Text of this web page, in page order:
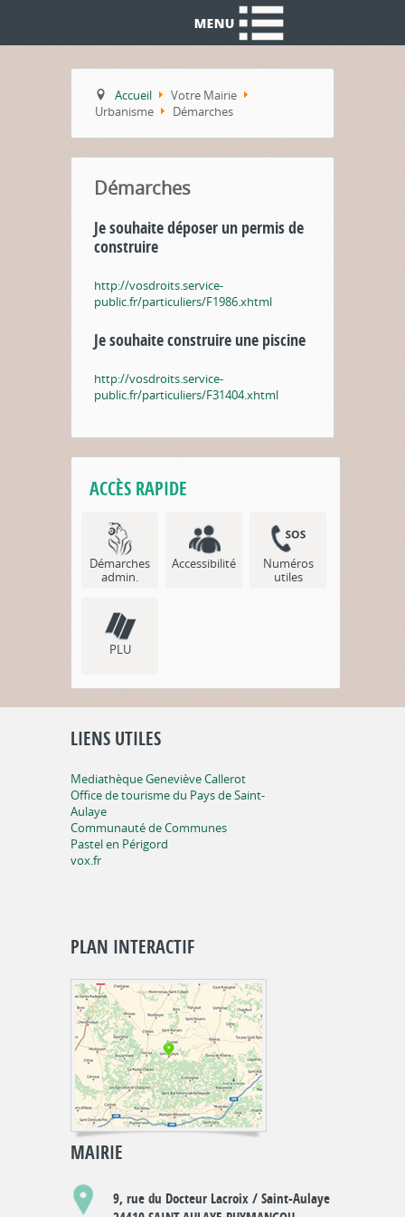
Accueil
Votre Mairie
Urbanisme
Démarches
Démarches
Je souhaite déposer un permis de
construire
http://vosdroits.service-
public.fr/particuliers/F1986.xhtml
Je souhaite construire une piscine
http://vosdroits.service-
public.fr/particuliers/F31404.xhtml
ACCÈS RAPIDE
Démarches
admin.
Accessibilité
Numéros
utiles
PLU
LIENS UTILES
Mediathèque Geneviève Callerot
Office de tourisme du Pays de Saint-
Aulaye
Communauté de Communes
Pastel en Périgord
vox.fr
PLAN INTERACTIF
MAIRIE
9, rue du Docteur Lacroix / Saint-Aulaye